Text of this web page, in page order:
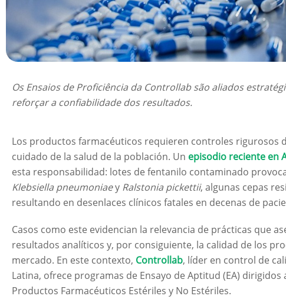
Os Ensaios de Proficiência da Controllab são aliados
reforçar a confiabilidade dos resultados.
Los productos farmacéuticos requieren controles rigurosos
cuidado de la salud de la población. Un episodio reciente en
esta responsabilidad: lotes de fentanilo contaminado
Klebsiella pneumoniaey Ralstonia pickettii, algunas cepas
resultando en desenlaces clínicos fatales en decenas de
Casos como este evidencian la relevancia de prácticas que
resultados analíticos y, por consiguiente, la calidad de los
mercado. En este contexto, Controllab, líder en control de
Latina, ofrece programas de Ensayo de Aptitud (EA)
Productos Farmacéuticos Estériles y No Estériles.